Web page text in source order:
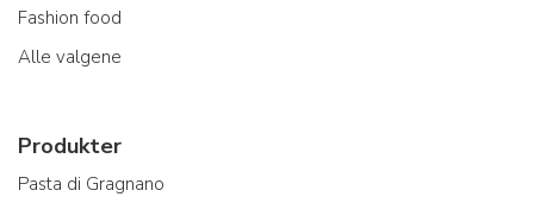
Fashion food
Alle valgene
Produkter
Pasta di Gragnano